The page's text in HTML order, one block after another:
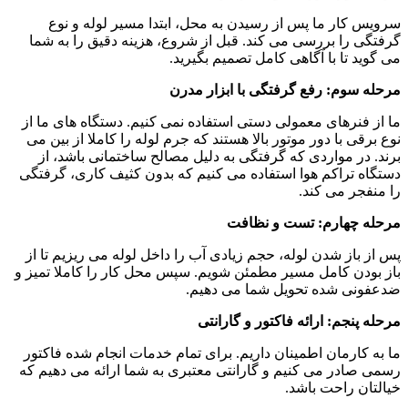
سرویس کار ما پس از رسیدن به محل، ابتدا مسیر لوله و نوع
گرفتگی را بررسی می کند. قبل از شروع، هزینه دقیق را به شما
می گوید تا با آگاهی کامل تصمیم بگیرید.
مرحله سوم: رفع گرفتگی با ابزار مدرن
ما از فنرهای معمولی دستی استفاده نمی کنیم. دستگاه های ما از
نوع برقی با دور موتور بالا هستند که جرم لوله را کاملا از بین می
برند. در مواردی که گرفتگی به دلیل مصالح ساختمانی باشد، از
دستگاه تراکم هوا استفاده می کنیم که بدون کثیف کاری، گرفتگی
را منفجر می کند.
مرحله چهارم: تست و نظافت
پس از باز شدن لوله، حجم زیادی آب را داخل لوله می ریزیم تا از
باز بودن کامل مسیر مطمئن شویم. سپس محل کار را کاملا تمیز و
ضدعفونی شده تحویل شما می دهیم.
مرحله پنجم: ارائه فاکتور و گارانتی
ما به کارمان اطمینان داریم. برای تمام خدمات انجام شده فاکتور
رسمی صادر می کنیم و گارانتی معتبری به شما ارائه می دهیم که
خیالتان راحت باشد.